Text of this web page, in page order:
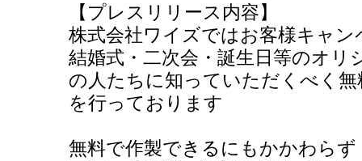
【プレスリリース内容】
株式会社ワイズではお客様キャ
結婚式・二次会・誕生日等のオ
の人たちに知っていただくべく
を行っております
無料で作製できるにもかかわらず